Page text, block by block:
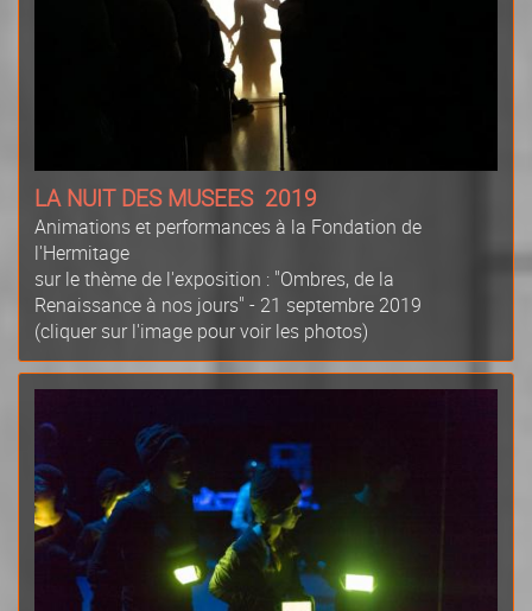
LA NUIT DES MUSEES 2019
Animations et performances à la Fondation de
l'Hermitage
sur le thème de l'exposition : "Ombres, de la
Renaissance à nos jours" - 21 septembre 2019
(cliquer sur l'image pour voir les photos)